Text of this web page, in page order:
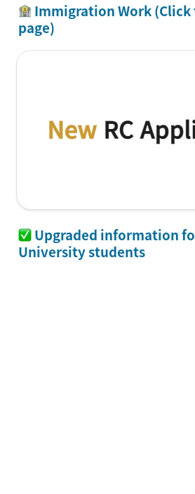
Immigration Work (Click
page)
Upgraded information
University students